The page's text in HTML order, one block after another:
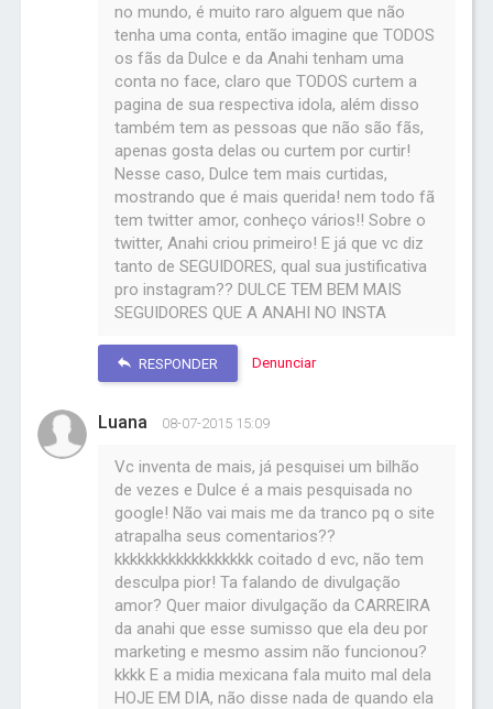
no mundo, é muito raro alguem que não
tenha uma conta, então imagine que TODOS
os fãs da Dulce e da Anahi tenham uma
conta no face, claro que TODOS curtem a
pagina de sua respectiva idola, além disso
também tem as pessoas que não são fãs,
apenas gosta delas ou curtem por curtir!
Nesse caso, Dulce tem mais curtidas,
mostrando que é mais querida! nem todo fã
tem twitter amor, conheço vários!! Sobre o
twitter, Anahi criou primeiro! E já que vc diz
tanto de SEGUIDORES, qual sua justificativa
pro instagram?? DULCE TEM BEM MAIS
SEGUIDORES QUE A ANAHI NO INSTA
RESPONDER Denunciar
Luana 08-07-2015 15:09
Vc inventa de mais, já pesquisei um bilhão
de vezes e Dulce é a mais pesquisada no
google! Não vai mais me da tranco pq o site
atrapalha seus comentarios??
kkkkkkkkkkkkkkkkkk coitado d evc, não tem
desculpa pior! Ta falando de divulgação
amor? Quer maior divulgação da CARREIRA
da anahi que esse sumisso que ela deu por
marketing e mesmo assim não funcionou?
kkkk E a midia mexicana fala muito mal dela
HOJE EM DIA, não disse nada de quando ela